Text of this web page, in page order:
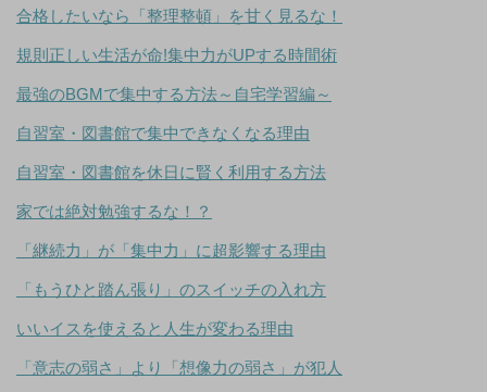
合格したいなら「整理整頓」を甘く見るな！
規則正しい生活が命!集中力がUPする時間術
最強のBGMで集中する方法～自宅学習編～
自習室・図書館で集中できなくなる理由
自習室・図書館を休日に賢く利用する方法
家では絶対勉強するな！？
「継続力」が「集中力」に超影響する理由
「もうひと踏ん張り」のスイッチの入れ方
いいイスを使えると人生が変わる理由
「意志の弱さ」より「想像力の弱さ」が犯人